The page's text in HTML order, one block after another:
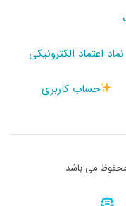
نماد اعتماد الکترونیکی
حساب کاربری
می باشد